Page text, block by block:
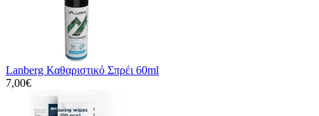
Lanberg Καθαριστικό Σπρέι 60ml
7,00€